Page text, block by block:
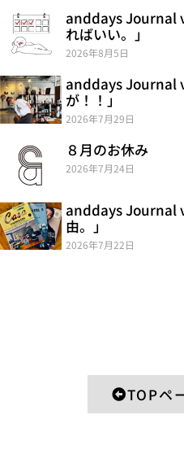
anddays Journal
ればいい。」
2026年8月5日
anddays Journal
が！！」
2026年7月29日
８月のお休み
2026年7月24日
anddays Journal
由。」
2026年7月22日
TOPペ